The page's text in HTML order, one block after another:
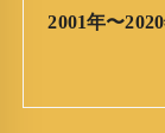
ア
2001年〜